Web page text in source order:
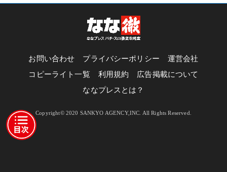
お問い合わせ プライバシーポリシー
運営会社
コピーライト一覧
利用規約
広告掲載について
ななプレスとは？
Copyright© 2020 SANKYO AGENCY,INC. All Rights Reserved.